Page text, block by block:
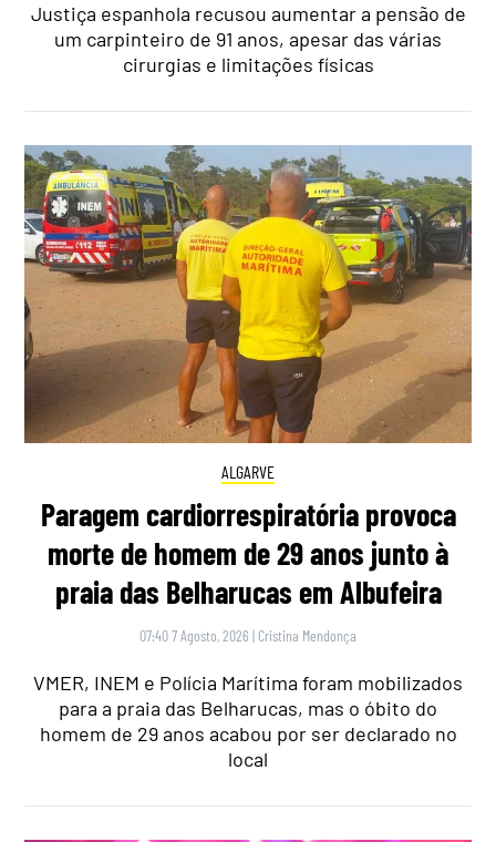
Justiça espanhola recusou aumentar a pensão de
um carpinteiro de 91 anos, apesar das várias
cirurgias e limitações físicas
ALGARVE
Paragem cardiorrespiratória provoca
morte de homem de 29 anos junto à
praia das Belharucas em Albufeira
07:40 7 Agosto, 2026 | Cristina Mendonça
VMER, INEM e Polícia Marítima foram mobilizados
para a praia das Belharucas, mas o óbito do
homem de 29 anos acabou por ser declarado no
local